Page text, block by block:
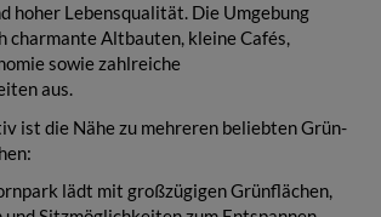
hoher Lebensqualität. Die Umgebung
charmante Altbauten, kleine Cafés,
sowie zahlreiche
aus.
ist die Nähe zu mehreren beliebten Grün-
lädt mit großzügigen Grünflächen,